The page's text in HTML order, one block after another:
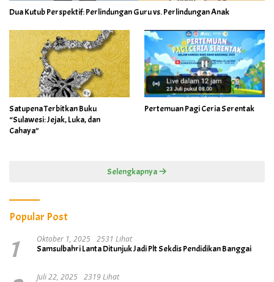
Dua Kutub Perspektif: Perlindungan Guru vs. Perlindungan Anak
Satupena Terbitkan Buku
“Sulawesi: Jejak, Luka, dan
Cahaya”
Pertemuan Pagi Ceria Serentak
Selengkapnya
Popular Post
1 Oktober 1, 2025 2531 Lihat
Samsulbahri Lanta Ditunjuk Jadi Plt Sekdis Pendidikan Banggai
Juli 22, 2025 2319 Lihat